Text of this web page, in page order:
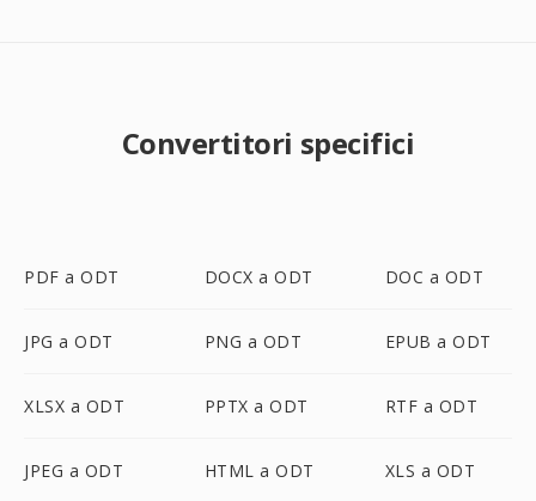
Convertitori specifici
PDF a ODT DOCX a ODT DOC a ODT
JPG a ODT PNG a ODT EPUB a ODT
XLSX a ODT PPTX a ODT RTF a ODT
JPEG a ODT HTML a ODT XLS a ODT